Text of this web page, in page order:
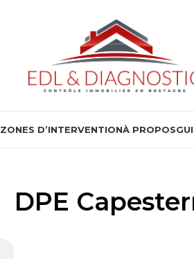
ZONES D’INTERVENTIONÀ PROPOS
DPE